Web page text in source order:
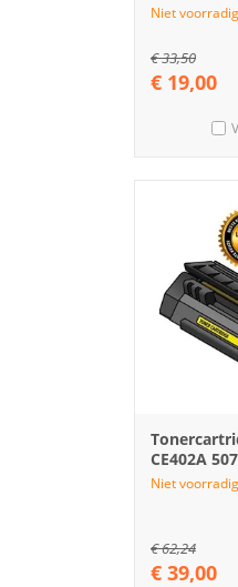
Niet
€33,50
€ 19,00
CE402A
Niet
€62,24
€ 39,00